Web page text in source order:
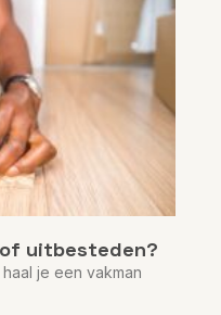
uitbesteden?
je een vakman